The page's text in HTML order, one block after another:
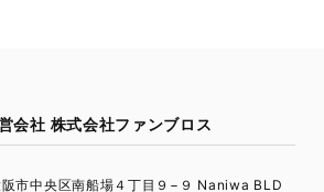
会社 株式会社ファンブロス
市中央区南船場４丁目９−９ Naniwa BLD